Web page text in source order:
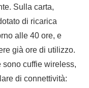
Sulla carta,
di ricarica
alle 40 ore, e
già ore di utilizzo.
cuffie wireless,
di connettività: